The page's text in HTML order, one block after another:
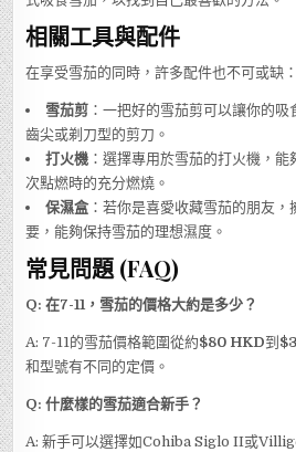
相關工具與配件
在享受雪茄的同時，許多配件也不可或缺：
雪茄剪 ：一把好的雪茄剪可以讓你的
齒尖或剃刀型的剪刀。
打火機 ：選擇專用於雪茄的打火機，
次點燃時的充分燃燒。
保濕盒 ：若你是喜愛收藏雪茄的朋友
要，能夠保持雪茄的理想濕度。
常見問題 (FAQ)
Q: 在7-11，雪茄的價格大約是多少？
A: 7-11的雪茄價格範圍從約$80 HKD到
和型號有不同的定價。
Q: 什麼樣的雪茄適合新手？
A: 新手可以選擇如Cohiba Siglo II或